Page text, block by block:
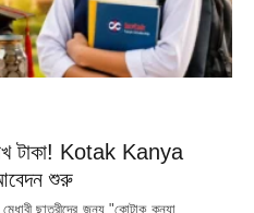
টাকা! Kotak Kanya
শুরু
ছাত্রীদের জন্য "কোটাক কন্যা